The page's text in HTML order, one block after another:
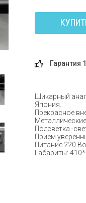
Гарантия
Шикарный
Япония.
Прекрасное
Подсветка -
Прием
Питание 220
Габариты: